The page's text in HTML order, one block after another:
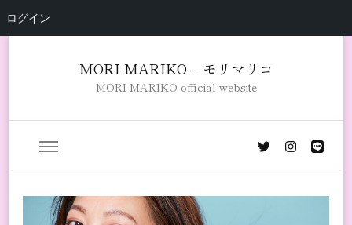
ログイン
MORI MARIKO – モリマリコ
MORI MARIKO official website